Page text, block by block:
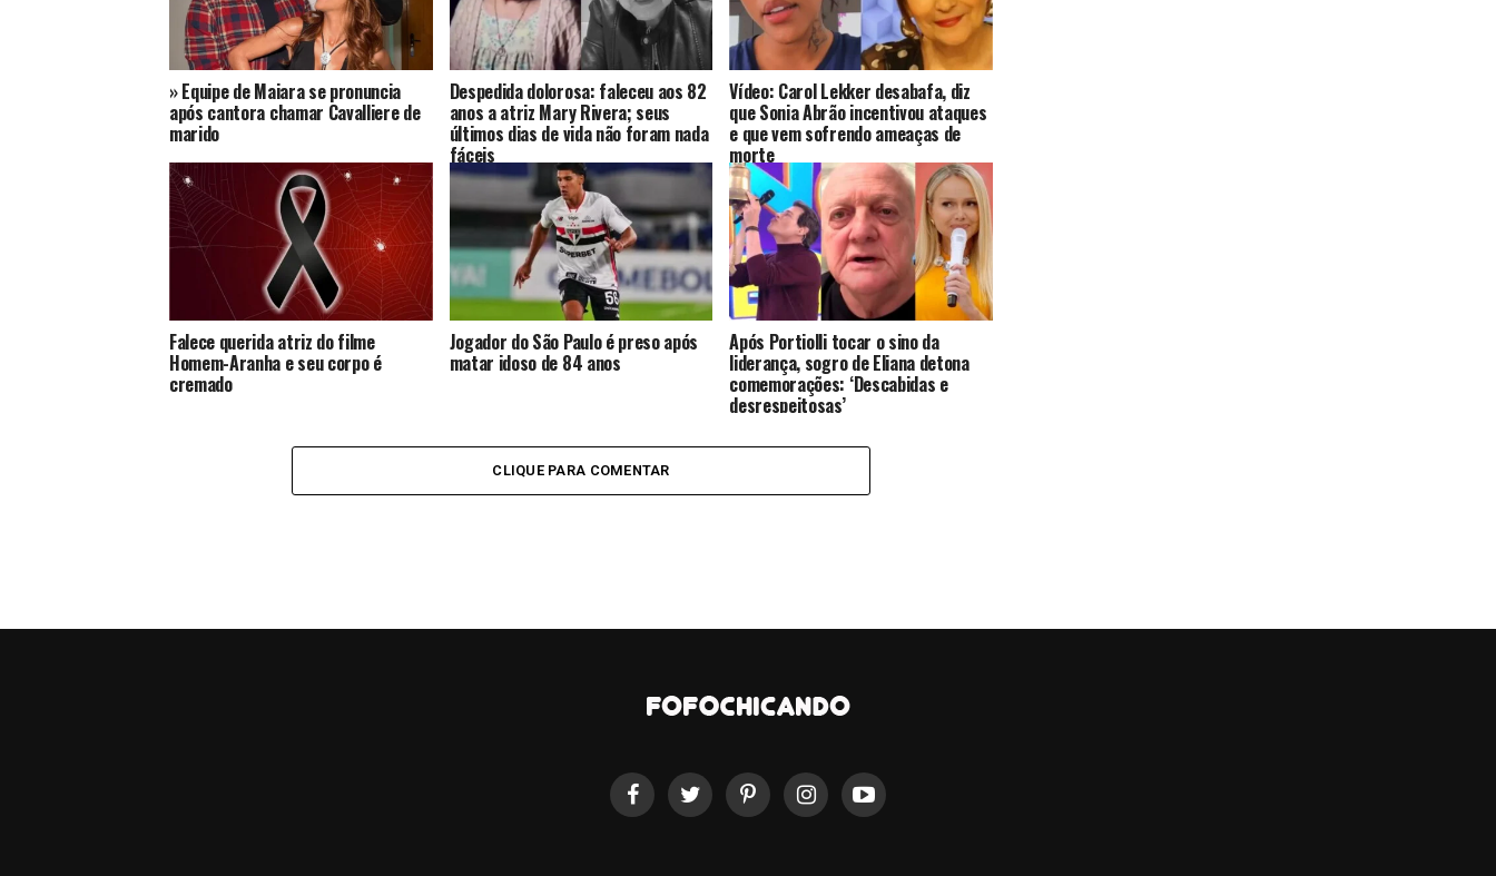
» Equipe de Maiara se pronuncia
após cantora chamar Cavalliere de
marido
Despedida dolorosa: faleceu aos 82
anos a atriz Mary Rivera; seus
últimos dias de vida não foram nada
fáceis
Vídeo: Carol Lekker desabafa, diz
que Sonia Abrão incentivou ataques
e que vem sofrendo ameaças de
morte
Falece querida atriz do filme
Homem-Aranha e seu corpo é
cremado
Jogador do São Paulo é preso após
matar idoso de 84 anos
Após Portiolli tocar o sino da
liderança, sogro de Eliana detona
comemorações: ‘Descabidas e
desrespeitosas’
CLIQUE PARA COMENTAR